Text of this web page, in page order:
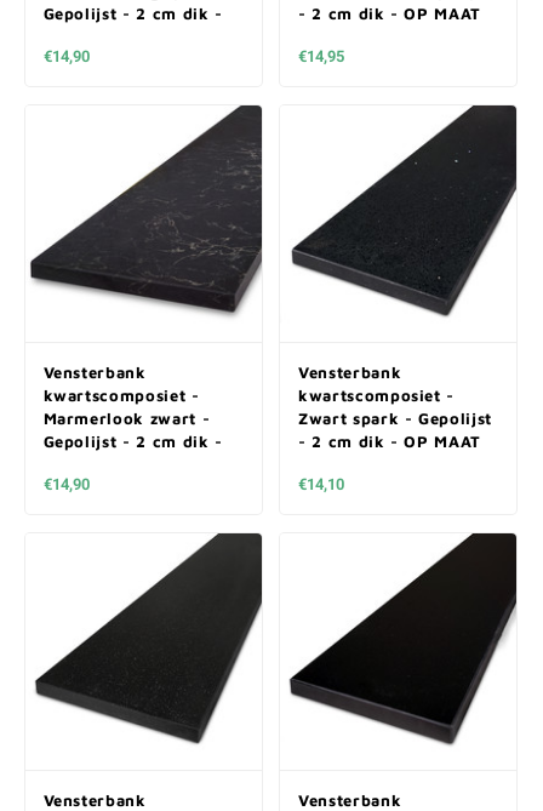
Gepolijst - 2 cm dik -
€14,90
- 2 cm dik - OP MAAT
€14,95
Vensterbank
kwartscomposiet -
Marmerlook zwart -
Gepolijst - 2 cm dik -
€14,90
Vensterbank
kwartscomposiet -
Zwart spark - Gepolijst
- 2 cm dik - OP MAAT
€14,10
Vensterbank
Vensterbank